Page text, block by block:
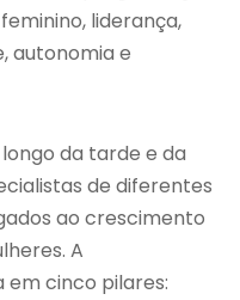
liderança,
autonomia e
da tarde e da
de diferentes
ao crescimento
A
cinco pilares: